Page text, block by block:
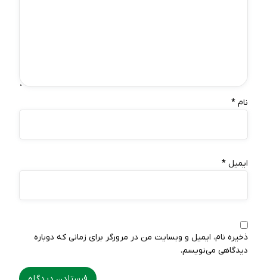
نام *
ایمیل *
ذخیره نام، ایمیل و وبسایت من در مرورگر برای زمانی که دوباره
دیدگاهی می‌نویسم.